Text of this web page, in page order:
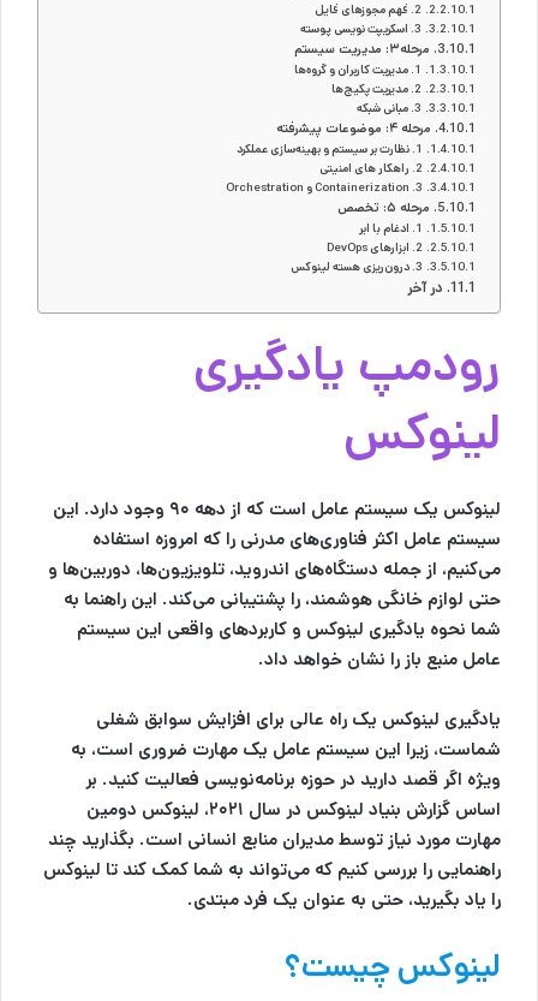
2. فهم مجوزهای فایل
3. اسکریپت نویسی پوسته
مرحله۳: مدیریت سیستم
1. مدیریت کاربران و گروه‌ها
2. مدیریت پکیج‌ها
3. مبانی شبکه
مرحله ۴: موضوعات پیشرفته
1. نظارت بر سیستم و بهینه‌سازی عملکرد
2. راهکار‌ های امنیتی
3. Containerization و Orchestration
مرحله ۵: تخصص
1. ادغام با ابر
2. ابزارهای DevOps
3. درون‌ریزی هسته لینوکس
در آخر
رودمپ یادگیری
لینوکس
لینوکس یک سیستم عامل است که از دهه ۹۰ وجود دارد. این
سیستم عامل اکثر فناوری‌های مدرنی را که امروزه استفاده
می‌کنیم، از جمله دستگاه‌های اندروید، تلویزیون‌ها، دوربین‌ها و
حتی لوازم خانگی هوشمند، را پشتیبانی می‌کند. این راهنما به
شما نحوه یادگیری لینوکس و کاربردهای واقعی این سیستم
عامل منبع باز را نشان خواهد داد.
یادگیری لینوکس یک راه عالی برای افزایش سوابق شغلی
شماست، زیرا این سیستم عامل یک مهارت ضروری است، به
ویژه اگر قصد دارید در حوزه برنامه‌نویسی فعالیت کنید. بر
اساس گزارش بنیاد لینوکس در سال ۲۰۲۱، لینوکس دومین
مهارت مورد نیاز توسط مدیران منابع انسانی است. بگذارید چند
راهنمایی را بررسی کنیم که می‌تواند به شما کمک کند تا لینوکس
را یاد بگیرید، حتی به عنوان یک فرد مبتدی.
لینوکس چیست؟